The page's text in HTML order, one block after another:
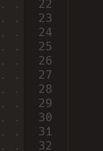
22
23
24
25
26
27
28
29
30
31
32